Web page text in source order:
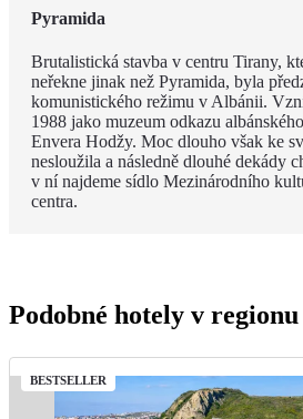
Pyramida
Brutalistická stavba v centru Tirany,
neřekne jinak než Pyramida, byla
komunistického režimu v Albánii.
1988 jako muzeum odkazu
Envera Hodžy. Moc dlouho však ke
nesloužila a následně dlouhé dekády
v ní najdeme sídlo Mezinárodního
centra.
Podobné hotely v regionu
BESTSELLER